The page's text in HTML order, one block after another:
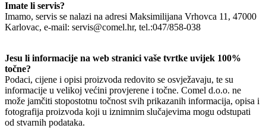
Imate li servis?
Imamo, servis se nalazi na adresi Maksimilijana Vrhovca 11, 47000
Karlovac, e-mail: servis@comel.hr, tel.:047/858-038
Jesu li informacije na web stranici vaše tvrtke uvijek 100%
točne?
Podaci, cijene i opisi proizvoda redovito se osvježavaju, te su
informacije u velikoj većini provjerene i točne. Comel d.o.o. ne
može jamčiti stopostotnu točnost svih prikazanih informacija, opisa i
fotografija proizvoda koji u iznimnim slučajevima mogu odstupati
od stvarnih podataka.